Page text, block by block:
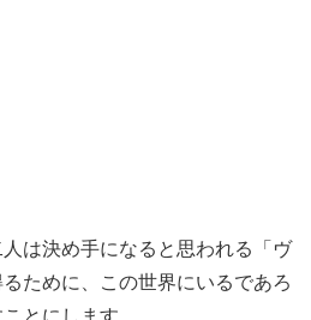
は決め手になると思われる「ヴ
ために、この世界にいるであろ
とにします。